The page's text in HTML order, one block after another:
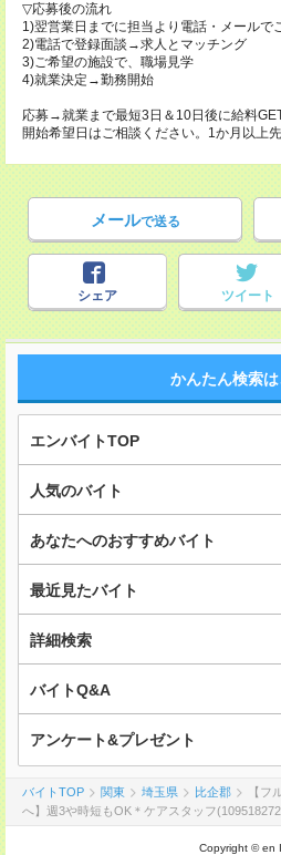
▽応募後の流れ
1)翌営業日までに担当より電話・メールで
2)電話で登録面談→求人とマッチング
3)ご希望の施設で、職場見学
4)就業決定→勤務開始
応募→就業まで最短3日＆10日後に給料
開始希望日はご相談ください。1か月以上
メールで送る
シェア ツイート
かんたん検索
エンバイトTOP
人気のバイト
あなたへのおすすめバイト
最近見たバイト
詳細検索
バイトQ&A
アンケート&プレゼント
バイトTOP 関東 埼玉県 比企郡
【フ
へ】週3や時短もOK＊ケアスタッフ(109518272
Copyright © en